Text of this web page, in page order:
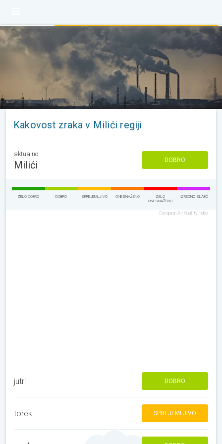
Kakovost zraka v Milići regiji
aktualno
Milići DOBRO
ZELO DOBRO DOBRO SPREJEMLJIVO ONESNAŽENO
ZELO
ONESNAŽENO
IZREDNO SLABO
European Air Quality Index
jutri DOBRO
torek SPREJEMLJIVO